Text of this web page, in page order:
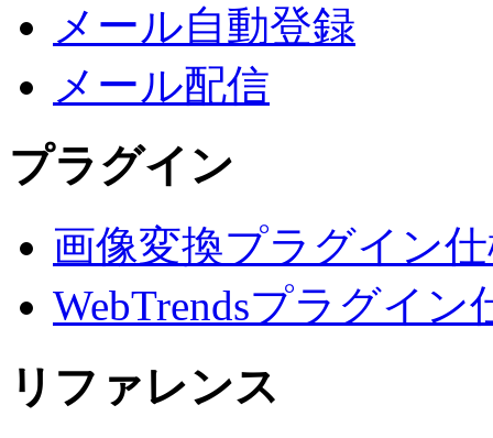
メール自動登録
メール配信
プラグイン
画像変換プラグイン
WebTrendsプラグイン
リファレンス